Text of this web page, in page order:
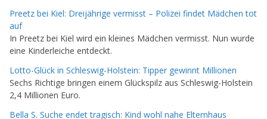
Preetz bei Kiel: Dreijährige vermisst – Polizei findet Mädchen tot
auf
In Preetz bei Kiel wird ein kleines Mädchen vermisst. Nun wurde
eine Kinderleiche entdeckt.
Lotto-Glück in Schleswig-Holstein: Tipper gewinnt Millionen
Sechs Richtige bringen einem Glückspilz aus Schleswig-Holstein
2,4 Millionen Euro.
Bella S. Suche endet tragisch: Kind wohl nahe Elternhaus